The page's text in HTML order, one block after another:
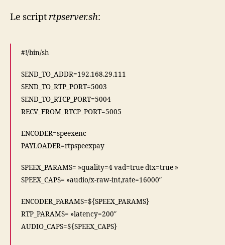
Le scriptrtpserver.sh:
#!/bin/sh
SEND_TO_ADDR=192.168.29.111
SEND_TO_RTP_PORT=5003
SEND_TO_RTCP_PORT=5004
RECV_FROM_RTCP_PORT=5005
ENCODER=speexenc
PAYLOADER=rtpspeexpay
SPEEX_PARAMS= »quality=4 vad=true dtx=true »
SPEEX_CAPS= »audio/x-raw-int,rate=16000″
ENCODER_PARAMS=${SPEEX_PARAMS}
RTP_PARAMS= »latency=200″
AUDIO_CAPS=${SPEEX_CAPS}